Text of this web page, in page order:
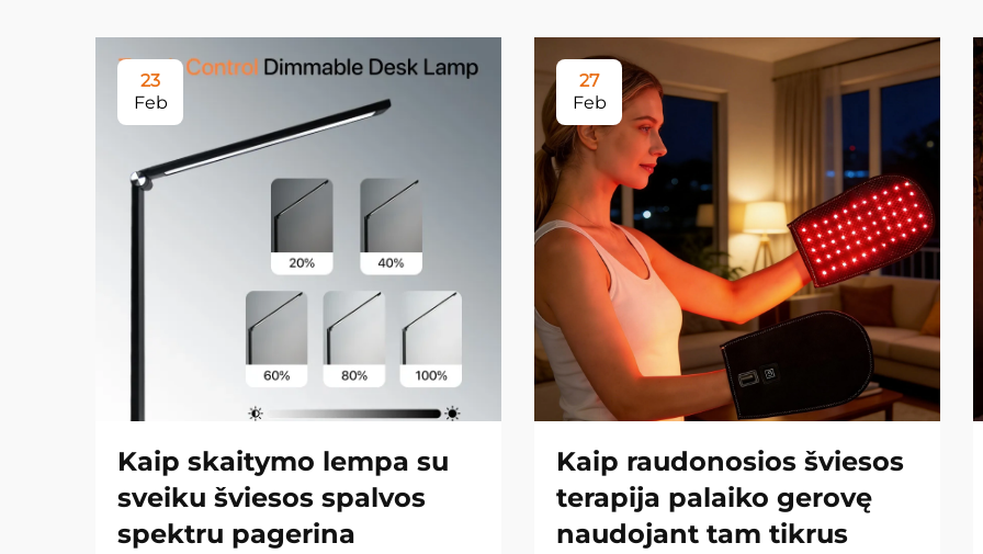
23
Feb
Kaip skaitymo lempa su
sveiku šviesos spalvos
spektru pagerina
27
Feb
Kaip raudonosios šviesos
terapija palaiko gerovę
naudojant tam tikrus